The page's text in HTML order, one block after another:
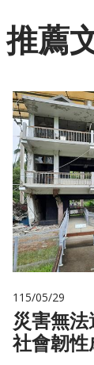
推薦
115/05/29
災害無
社會韌性